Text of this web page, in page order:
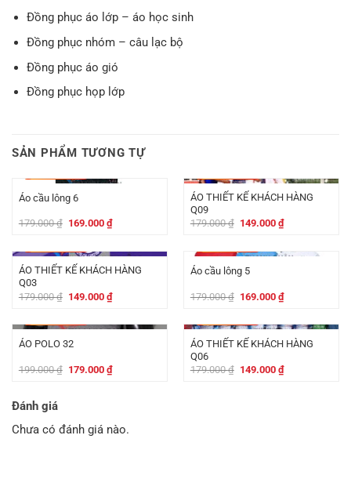
Đồng phục áo lớp – áo học sinh
Đồng phục nhóm – câu lạc bộ
Đồng phục áo gió
Đồng phục họp lớp
SẢN PHẨM TƯƠNG TỰ
Áo cầu lông 6
179.000₫ Giá
179.000 ₫.
169.000 ₫Giá
hiện
là:
169.000 ₫.
ÁO THIẾT KẾ KHÁCH HÀNG
Q09
179.000₫ Giá
179.000 ₫.
149.000 ₫Giá
hiện
là:
149.000 ₫.
ÁO THIẾT KẾ KHÁCH HÀNG
Q03
179.000₫ Giá
179.000 ₫.
149.000 ₫Giá
hiện
là:
149.000 ₫.
Áo cầu lông 5
179.000₫ Giá
179.000 ₫.
169.000 ₫Giá
hiện
là:
169.000 ₫.
ÁO POLO 32
199.000₫ Giá
179.000 ₫Giá
hiện
ÁO THIẾT KẾ KHÁCH HÀNG
Q06
179.000₫ Giá
149.000 ₫Giá
hiện
Đánh giá
Chưa có đánh giá nào.